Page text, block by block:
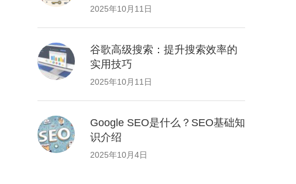
2025年10月11日
谷歌高级搜索：提升搜索效率的
实用技巧
2025年10月11日
Google SEO是什么？SEO基础知
识介绍
2025年10月4日